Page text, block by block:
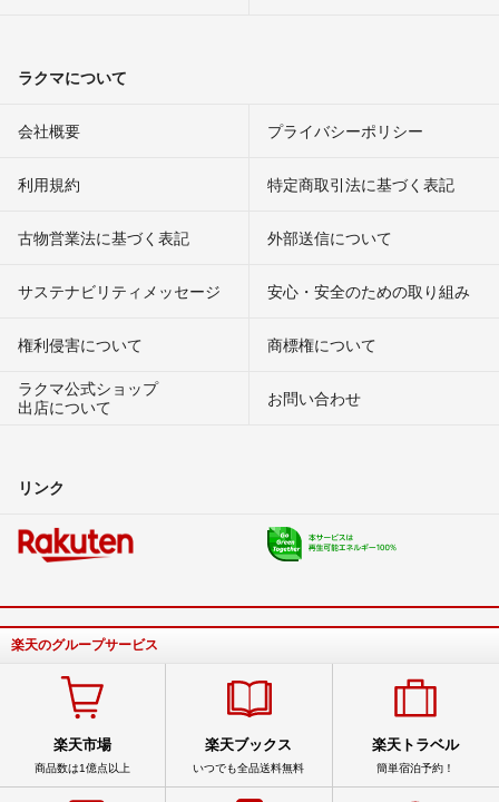
ラクマについて
会社概要 プライバシーポリシー
利用規約 特定商取引法に基づく表記
古物営業法に基づく表記 外部送信について
サステナビリティメッセージ 安心・安全のための取り組み
権利侵害について
商標権について
ラクマ公式ショップ
出店について
お問い合わせ
リンク
楽天のグループサービス
楽天市場
商品数は1億点以上
楽天ブックス
いつでも全品送料無料
楽天トラベル
簡単宿泊予約！